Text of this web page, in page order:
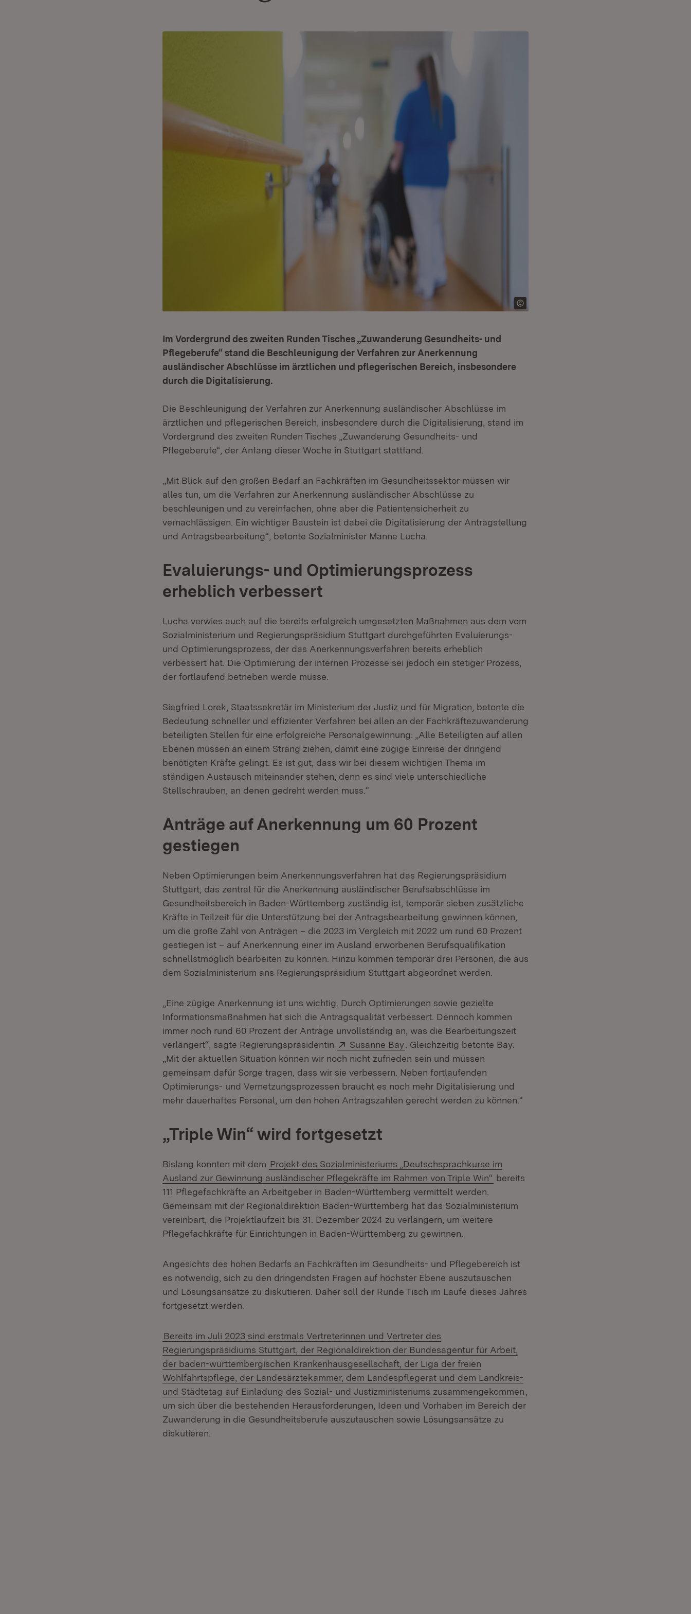
Im Vordergrund des zweiten Runden Tisches „Zuwanderung Gesundheits- und
Pflegeberufe“ stand die Beschleunigung der Verfahren zur Anerkennung
ausländischer Abschlüsse im ärztlichen und pflegerischen Bereich, insbesondere
durch die Digitalisierung.
Die Beschleunigung der Verfahren zur Anerkennung ausländischer Abschlüsse im
ärztlichen und pflegerischen Bereich, insbesondere durch die Digitalisierung, stand im
Vordergrund des zweiten Runden Tisches „Zuwanderung Gesundheits- und
Pflegeberufe“, der Anfang dieser Woche in Stuttgart stattfand.
„Mit Blick auf den großen Bedarf an Fachkräften im Gesundheitssektor müssen wir
alles tun, um die Verfahren zur Anerkennung ausländischer Abschlüsse zu
beschleunigen und zu vereinfachen, ohne aber die Patientensicherheit zu
vernachlässigen. Ein wichtiger Baustein ist dabei die Digitalisierung der Antragstellung
und Antragsbearbeitung“, betonte Sozialminister Manne Lucha.
Evaluierungs- und Optimierungsprozess
erheblich verbessert
Lucha verwies auch auf die bereits erfolgreich umgesetzten Maßnahmen aus dem vom
Sozialministerium und Regierungspräsidium Stuttgart durchgeführten Evaluierungs-
und Optimierungsprozess, der das Anerkennungsverfahren bereits erheblich
verbessert hat. Die Optimierung der internen Prozesse sei jedoch ein stetiger Prozess,
der fortlaufend betrieben werde müsse.
Siegfried Lorek, Staatssekretär im Ministerium der Justiz und für Migration, betonte die
Bedeutung schneller und effizienter Verfahren bei allen an der Fachkräftezuwanderung
beteiligten Stellen für eine erfolgreiche Personalgewinnung: „Alle Beteiligten auf allen
Ebenen müssen an einem Strang ziehen, damit eine zügige Einreise der dringend
benötigten Kräfte gelingt. Es ist gut, dass wir bei diesem wichtigen Thema im
ständigen Austausch miteinander stehen, denn es sind viele unterschiedliche
Stellschrauben, an denen gedreht werden muss.“
Anträge auf Anerkennung um 60 Prozent
gestiegen
Neben Optimierungen beim Anerkennungsverfahren hat das Regierungspräsidium
Stuttgart, das zentral für die Anerkennung ausländischer Berufsabschlüsse im
Gesundheitsbereich in Baden-Württemberg zuständig ist, temporär sieben zusätzliche
Kräfte in Teilzeit für die Unterstützung bei der Antragsbearbeitung gewinnen können,
um die große Zahl von Anträgen – die 2023 im Vergleich mit 2022 um rund 60 Prozent
gestiegen ist – auf Anerkennung einer im Ausland erworbenen Berufsqualifikation
schnellstmöglich bearbeiten zu können. Hinzu kommen temporär drei Personen, die aus
dem Sozialministerium ans Regierungspräsidium Stuttgart abgeordnet werden.
„Eine zügige Anerkennung ist uns wichtig. Durch Optimierungen sowie gezielte
Informationsmaßnahmen hat sich die Antragsqualität verbessert. Dennoch kommen
immer noch rund 60 Prozent der Anträge unvollständig an, was die Bearbeitungszeit
verlängert“, sagte Regierungspräsidentin
Extern:
Susanne Bay (Öffnet in neuem Fenster)
. Gleichzeitig betonte Bay:
„Mit der aktuellen Situation können wir noch nicht zufrieden sein und müssen
gemeinsam dafür Sorge tragen, dass wir sie verbessern. Neben fortlaufenden
Optimierungs- und Vernetzungsprozessen braucht es noch mehr Digitalisierung und
mehr dauerhaftes Personal, um den hohen Antragszahlen gerecht werden zu können.“
„Triple Win“ wird fortgesetzt
Bislang konnten mit dem Projekt des Sozialministeriums „Deutschsprachkurse im
Ausland zur Gewinnung ausländischer Pflegekräfte im Rahmen von Triple Win“ bereits
111 Pflegefachkräfte an Arbeitgeber in Baden-Württemberg vermittelt werden.
Gemeinsam mit der Regionaldirektion Baden-Württemberg hat das Sozialministerium
vereinbart, die Projektlaufzeit bis 31. Dezember 2024 zu verlängern, um weitere
Pflegefachkräfte für Einrichtungen in Baden-Württemberg zu gewinnen.
Angesichts des hohen Bedarfs an Fachkräften im Gesundheits- und Pflegebereich ist
es notwendig, sich zu den dringendsten Fragen auf höchster Ebene auszutauschen
und Lösungsansätze zu diskutieren. Daher soll der Runde Tisch im Laufe dieses Jahres
fortgesetzt werden.
Bereits im Juli 2023 sind erstmals Vertreterinnen und Vertreter des
Regierungspräsidiums Stuttgart, der Regionaldirektion der Bundesagentur für Arbeit,
der baden-württembergischen Krankenhausgesellschaft, der Liga der freien
Wohlfahrtspflege, der Landesärztekammer, dem Landespflegerat und dem Landkreis-
und Städtetag auf Einladung des Sozial- und Justizministeriums zusammengekommen
um sich über die bestehenden Herausforderungen, Ideen und Vorhaben im Bereich der
Zuwanderung in die Gesundheitsberufe auszutauschen sowie Lösungsansätze zu
diskutieren.